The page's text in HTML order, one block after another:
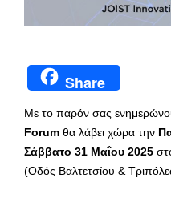
Share
Με το παρόν σας
Forum θα λάβει χώρα την
Σάββατο 31 Μαΐου 2025
(Οδός Βαλτετσίου &